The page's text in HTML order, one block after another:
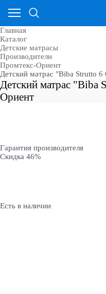
Главная
Каталог
Детские матрасы
Производители
Промтекс-Ориент
Детский матрас "Biba Strutto 6
Детский матрас "Biba
Ориент
Гарантия производителя
Скидка 46%
Есть в наличии